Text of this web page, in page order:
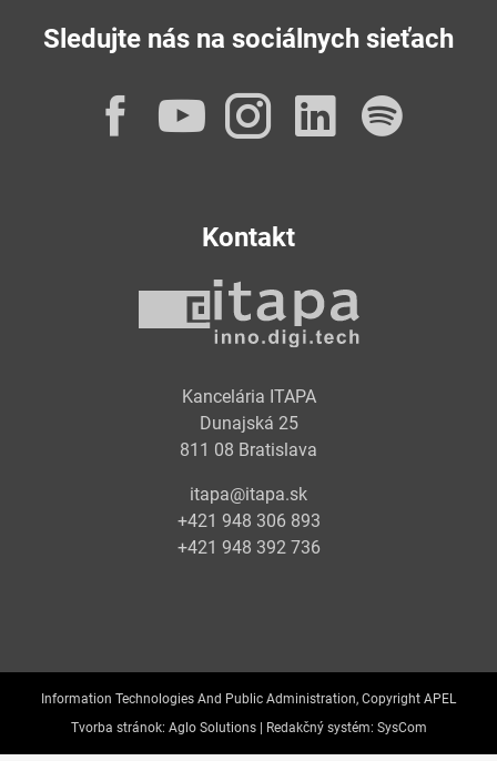
Sledujte nás na sociálnych sieťach
Facebook
YouTube
Instagram
Kontakt
Kancelária ITAPA
Dunajská 25
811 08 Bratislava
itapa@itapa.sk
+421 948 306 893
+421 948 392 736
Information Technologies And Public Administration, Copyright APEL
Tvorba stránok: Aglo Solutions | Redakčný systém: SysCom